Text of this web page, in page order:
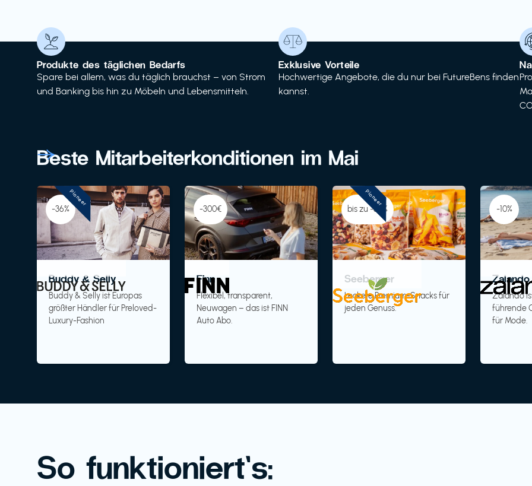
Produkte des täglichen Bedarfs
Spare bei allem, was du täglich brauchst – von Strom
und Banking bis hin zu Möbeln und Lebensmitteln.
Exklusive Vorteile
Hochwertige Angebote, die du nur bei FutureBens finden
kannst.
Beste Mitarbeiterkonditionen im Mai
-36%
Buddy & Selly
Buddy & Selly ist Europas
größter Händler für Preloved-
Luxury-Fashion
Pioneer
-300€
Finn
Flexibel, transparent,
Neuwagen – das ist FINN
Auto Abo.
bis zu -30%
Seeberger
Leckere Premium-Snacks für
jeden Genuss.
Pioneer
-10%
Zalando
führende
für Mode.
So funktioniert’s: